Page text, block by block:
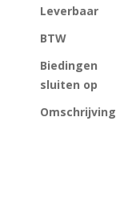
Leverbaar
BTW
Biedingen
sluiten op
Omschrijving